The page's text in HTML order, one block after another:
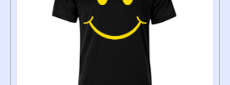
Kontakt